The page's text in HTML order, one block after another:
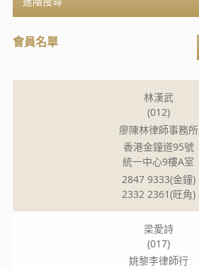
會員名單
林漢武
(012)
廖陳林律師事務所
香港金鐘道95號
統一中心9樓A室
2847 9333(金鐘)
2332 2361(旺角)
梁愛詩
(017)
姚黎李律師行